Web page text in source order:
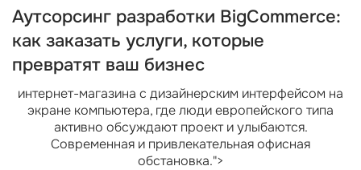
Аутсорсинг разработки BigCommerce:
как заказать услуги, которые
превратят ваш бизнес
интернет-магазина с дизайнерским интерфейсом на
экране компьютера, где люди европейского типа
активно обсуждают проект и улыбаются.
Современная и привлекательная офисная
обстановка.">